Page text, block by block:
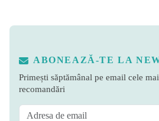
ABONEAZĂ-TE LA
Primești săptămânal pe email cele
recomandări